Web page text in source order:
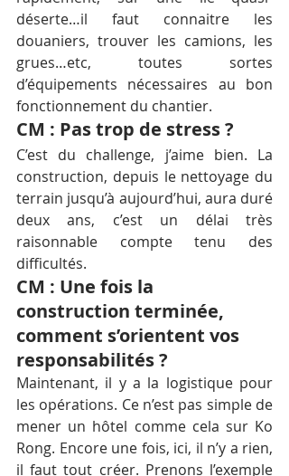
déserte…il faut connaitre les
douaniers, trouver les camions, les
grues…etc, toutes sortes
d’équipements nécessaires au bon
fonctionnement du chantier.
CM : Pas trop de stress ?
C’est du challenge, j’aime bien. La
construction, depuis le nettoyage du
terrain jusqu’à aujourd’hui, aura duré
deux ans, c’est un délai très
raisonnable compte tenu des
difficultés.
CM : Une fois la
construction terminée,
comment s’orientent vos
responsabilités ?
Maintenant, il y a la logistique pour
les opérations. Ce n’est pas simple de
mener un hôtel comme cela sur Ko
Rong. Encore une fois, ici, il n’y a rien,
il faut tout créer. Prenons l’exemple